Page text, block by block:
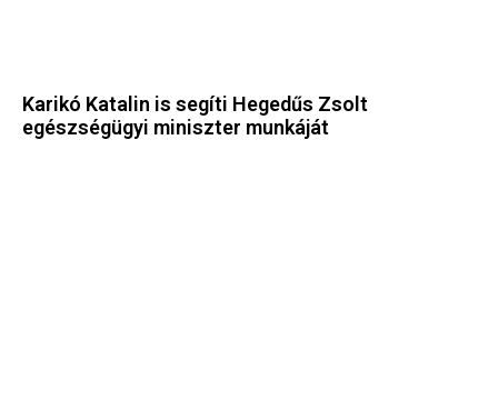
Karikó Katalin is segíti Hegedűs Zsolt
egészségügyi miniszter munkáját